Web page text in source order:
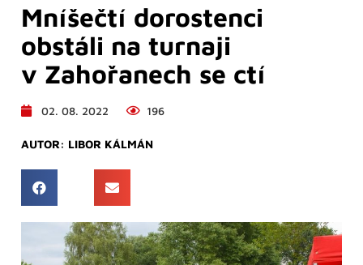
Mníšečtí dorostenci
obstáli na turnaji
v Zahořanech se ctí
02. 08. 2022 196
AUTOR: LIBOR KÁLMÁN